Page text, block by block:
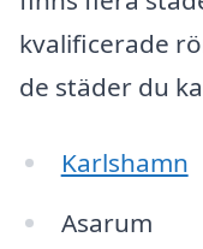
kvalificerade
de städer du
Karlshamn
Asarum